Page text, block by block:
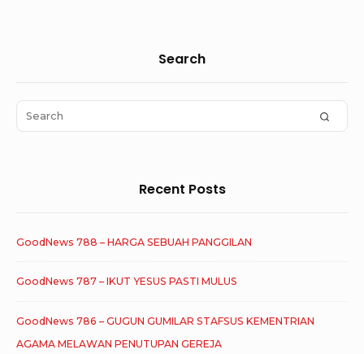
Area
Search
Search
for:
Recent Posts
GoodNews 788 – HARGA SEBUAH PANGGILAN
GoodNews 787 – IKUT YESUS PASTI MULUS
GoodNews 786 – GUGUN GUMILAR STAFSUS KEMENTRIAN
AGAMA MELAWAN PENUTUPAN GEREJA